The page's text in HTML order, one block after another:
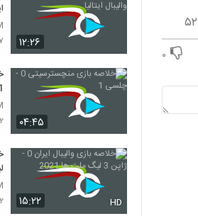
۰
۱۲:۲۶
۰۴:۴۵
۱۵:۲۲ HD